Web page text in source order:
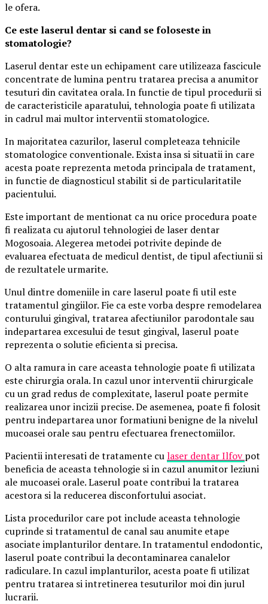
le ofera.
Ce este laserul dentar si cand se foloseste in
stomatologie?
Laserul dentar este un echipament care utilizeaza fascicule
concentrate de lumina pentru tratarea precisa a anumitor
tesuturi din cavitatea orala. In functie de tipul procedurii si
de caracteristicile aparatului, tehnologia poate fi utilizata
in cadrul mai multor interventii stomatologice.
In majoritatea cazurilor, laserul completeaza tehnicile
stomatologice conventionale. Exista insa si situatii in care
acesta poate reprezenta metoda principala de tratament,
in functie de diagnosticul stabilit si de particularitatile
pacientului.
Este important de mentionat ca nu orice procedura poate
fi realizata cu ajutorul tehnologiei de laser dentar
Mogosoaia. Alegerea metodei potrivite depinde de
evaluarea efectuata de medicul dentist, de tipul afectiunii si
de rezultatele urmarite.
Unul dintre domeniile in care laserul poate fi util este
tratamentul gingiilor. Fie ca este vorba despre remodelarea
conturului gingival, tratarea afectiunilor parodontale sau
indepartarea excesului de tesut gingival, laserul poate
reprezenta o solutie eficienta si precisa.
O alta ramura in care aceasta tehnologie poate fi utilizata
este chirurgia orala. In cazul unor interventii chirurgicale
cu un grad redus de complexitate, laserul poate permite
realizarea unor incizii precise. De asemenea, poate fi folosit
pentru indepartarea unor formatiuni benigne de la nivelul
mucoasei orale sau pentru efectuarea frenectomiilor.
Pacientii interesati de tratamente culaser dentar Ilfovpot
beneficia de aceasta tehnologie si in cazul anumitor leziuni
ale mucoasei orale. Laserul poate contribui la tratarea
acestora si la reducerea disconfortului asociat.
Lista procedurilor care pot include aceasta tehnologie
cuprinde si tratamentul de canal sau anumite etape
asociate implanturilor dentare. In tratamentul endodontic,
laserul poate contribui la decontaminarea canalelor
radiculare. In cazul implanturilor, acesta poate fi utilizat
pentru tratarea si intretinerea tesuturilor moi din jurul
lucrarii.